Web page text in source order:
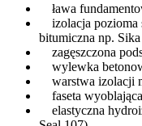
ława
izolacja pozioma
bitumiczna np.
zagęszczona
wylewka
warstwa izolacji
faseta
elastyczna